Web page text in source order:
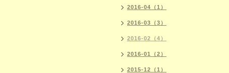
2016-04（1）
2016-03（3）
2016-02（4）
2016-01（2）
2015-12（1）